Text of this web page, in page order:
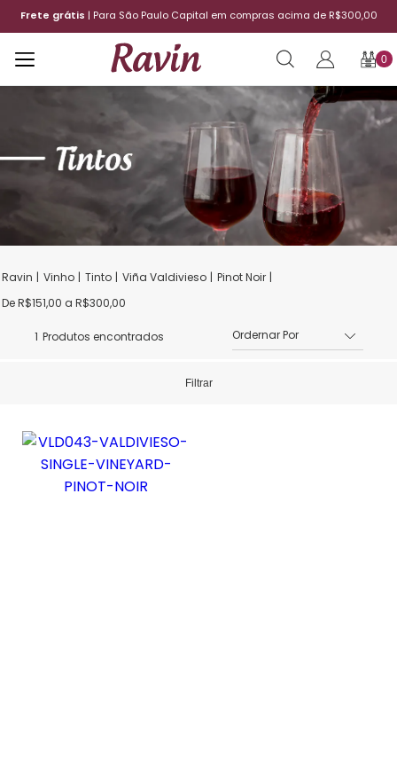
Frete grátis | Para São Paulo Capital em compras acima de R$300,00
0
Vinho Tinto Viña Valdivieso
Pinot Noir
De R$151,00 a R$300,00
1 Produtos encontrados
Filtrar